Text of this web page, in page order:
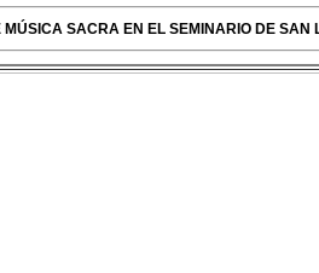
MÚSICA SACRA EN EL SEMINARIO DE